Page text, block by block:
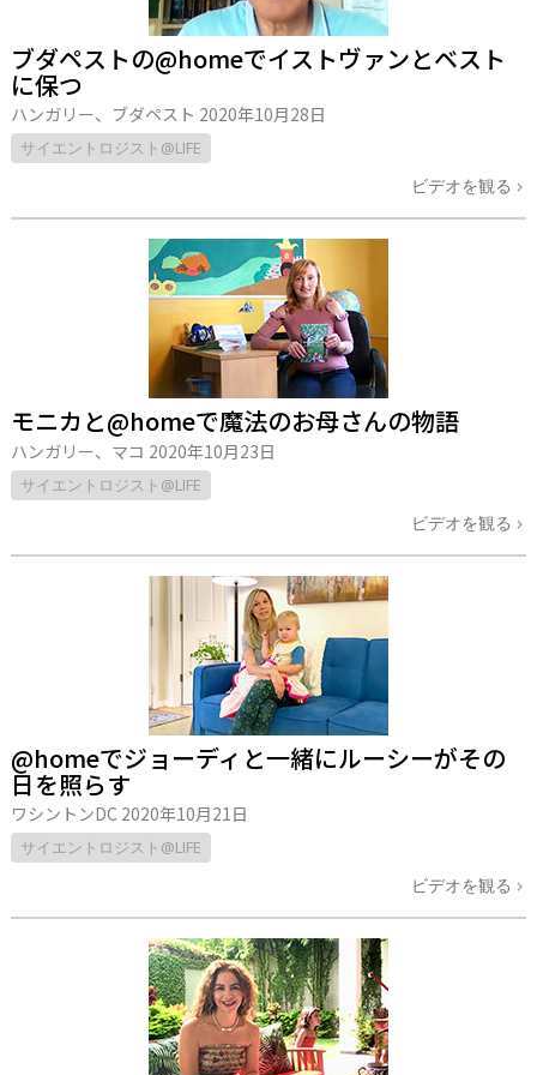
ブダペストの@homeでイストヴァンとベスト
に保つ
ハンガリー、ブダペスト 2020年10月28日
サイエントロジスト@LIFE
ビデオを観る
モニカと@homeで魔法のお母さんの物語
ハンガリー、マコ 2020年10月23日
サイエントロジスト@LIFE
ビデオを観る
@homeでジョーディと一緒にルーシーがその
日を照らす
ワシントンDC 2020年10月21日
サイエントロジスト@LIFE
ビデオを観る